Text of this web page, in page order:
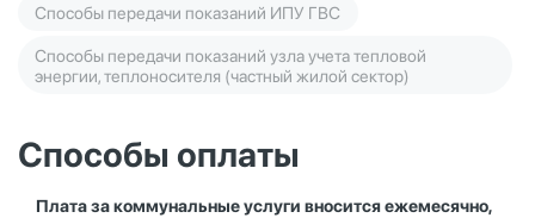
Способы передачи показаний ИПУ ГВС
Способы передачи показаний узла учета тепловой
энергии, теплоносителя (частный жилой сектор)
Способы оплаты
Плата за коммунальные услуги вносится ежемесячно,